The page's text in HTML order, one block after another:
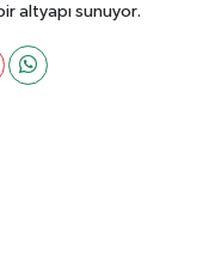
altyapı sunuyor.